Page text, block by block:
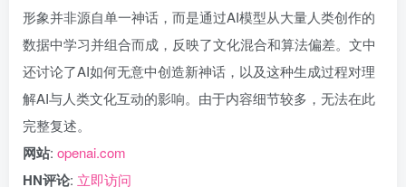
形象并非源自单一神话，而是通过AI模型从大量人类创作的
数据中学习并组合而成，反映了文化混合和算法偏差。文中
还讨论了AI如何无意中创造新神话，以及这种生成过程对理
解AI与人类文化互动的影响。由于内容细节较多，无法在此
完整复述。
网站: openai.com
HN评论: 立即访问